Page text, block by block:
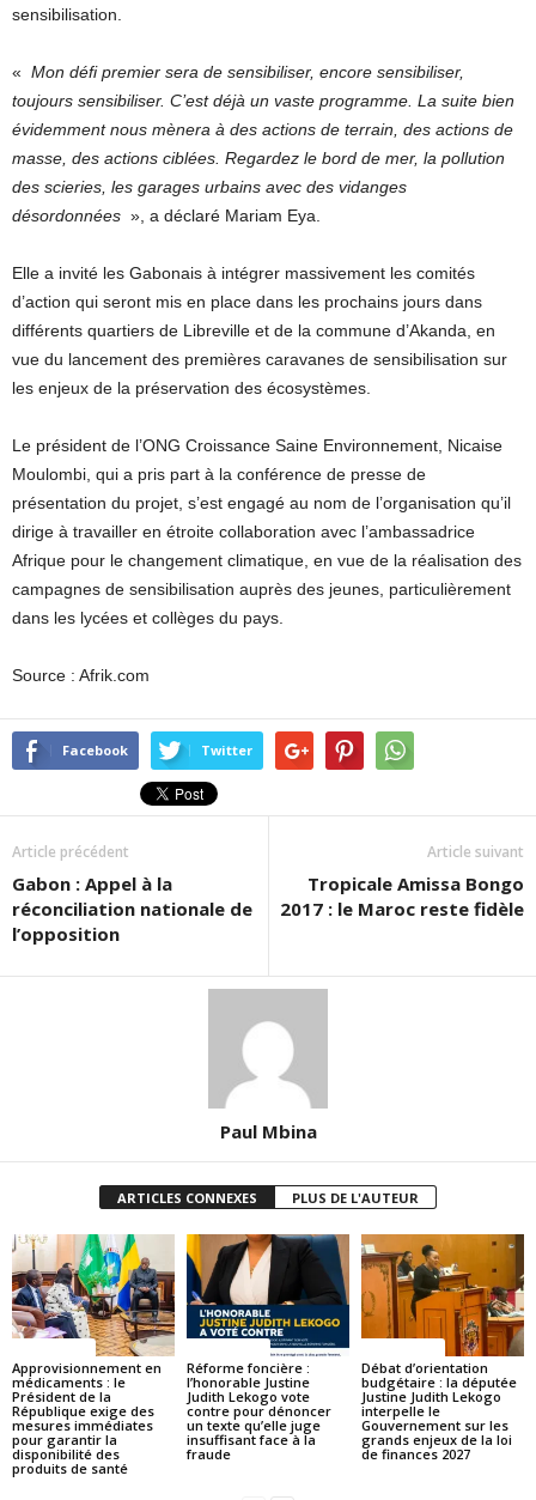
sensibilisation.
« Mon défi premier sera de sensibiliser, encore sensibiliser,
toujours sensibiliser. C’est déjà un vaste programme. La suite bien
évidemment nous mènera à des actions de terrain, des actions de
masse, des actions ciblées. Regardez le bord de mer, la pollution
des scieries, les garages urbains avec des vidanges
désordonnées », a déclaré Mariam Eya.
Elle a invité les Gabonais à intégrer massivement les comités
d’action qui seront mis en place dans les prochains jours dans
différents quartiers de Libreville et de la commune d’Akanda, en
vue du lancement des premières caravanes de sensibilisation sur
les enjeux de la préservation des écosystèmes.
Le président de l’ONG Croissance Saine Environnement, Nicaise
Moulombi, qui a pris part à la conférence de presse de
présentation du projet, s’est engagé au nom de l’organisation qu’il
dirige à travailler en étroite collaboration avec l’ambassadrice
Afrique pour le changement climatique, en vue de la réalisation des
campagnes de sensibilisation auprès des jeunes, particulièrement
dans les lycées et collèges du pays.
Source : Afrik.com
Facebook Twitter
Article précédent
Gabon : Appel à la
réconciliation nationale de
l’opposition
Article suivant
Tropicale Amissa Bongo
2017 : le Maroc reste fidèle
Paul Mbina
ARTICLES CONNEXES PLUS DE L'AUTEUR
Approvisionnement en
médicaments : le
Président de la
République exige des
mesures immédiates
pour garantir la
disponibilité des
produits de santé
Réforme foncière :
l’honorable Justine
Judith Lekogo vote
contre pour dénoncer
un texte qu’elle juge
insuffisant face à la
fraude
Débat d’orientation
budgétaire : la députée
Justine Judith Lekogo
interpelle le
Gouvernement sur les
grands enjeux de la loi
de finances 2027